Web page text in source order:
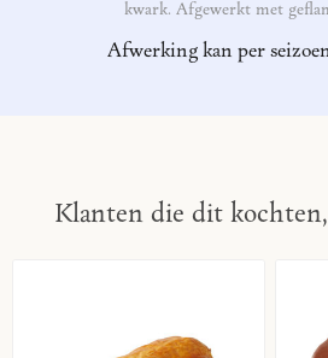
kwark. Afgewerkt met
Afwerking kan per
Klanten die dit